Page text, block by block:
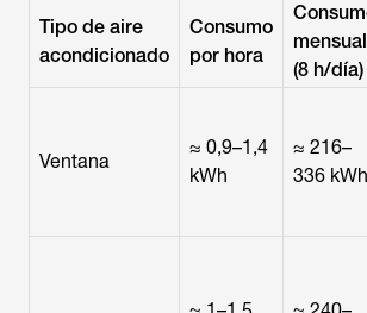
Tipo de aire
acondicionado
Consumo
por hora
mensual
(8 h/día)
Ventana
≈ 0,9–1,4
kWh
≈ 216–
336 kWh